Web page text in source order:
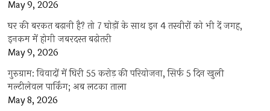
May 9, 2026
घर की बरकत बढ़ानी है? तो 7 घोड़ों के साथ इन 4 तस्वीरों को भी दें जगह,
इनकम में होगी जबरदस्त बढ़ोतरी
May 9, 2026
गुरुग्राम: विवादों में घिरी 55 करोड़ की परियोजना, सिर्फ 5 दिन खुली
मल्टीलेवल पार्किंग; अब लटका ताला
May 8, 2026